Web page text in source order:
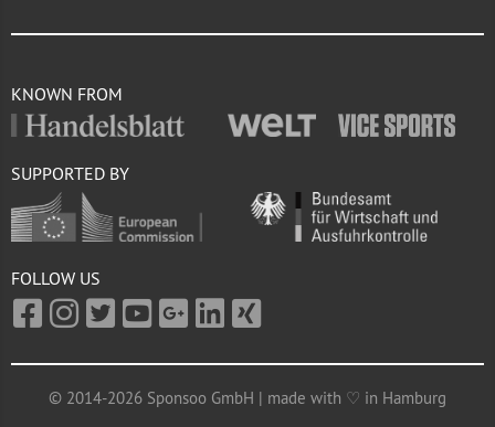
KNOWN FROM
SUPPORTED BY
FOLLOW US
© 2014-2026 Sponsoo GmbH | made with ♡ in Hamburg